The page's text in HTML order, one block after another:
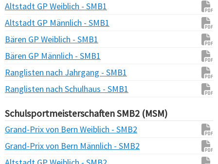
Altstadt GP Weiblich - SMB1
Altstadt GP Männlich - SMB1
Bären GP Weiblich - SMB1
Bären GP Männlich - SMB1
Ranglisten nach Jahrgang - SMB1
Ranglisten nach Schulhaus - SMB1
Schulsportmeisterschaften SMB2 (MSM)
Grand-Prix von Bern Weiblich - SMB2
Grand-Prix von Bern Männlich - SMB2